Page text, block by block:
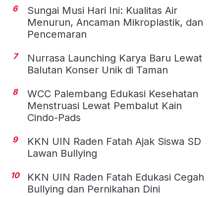
6
Sungai Musi Hari Ini: Kualitas Air
Menurun, Ancaman Mikroplastik, dan
Pencemaran
7
Nurrasa Launching Karya Baru Lewat
Balutan Konser Unik di Taman
8
WCC Palembang Edukasi Kesehatan
Menstruasi Lewat Pembalut Kain
Cindo-Pads
9
KKN UIN Raden Fatah Ajak Siswa SD
Lawan Bullying
10
KKN UIN Raden Fatah Edukasi Cegah
Bullying dan Pernikahan Dini